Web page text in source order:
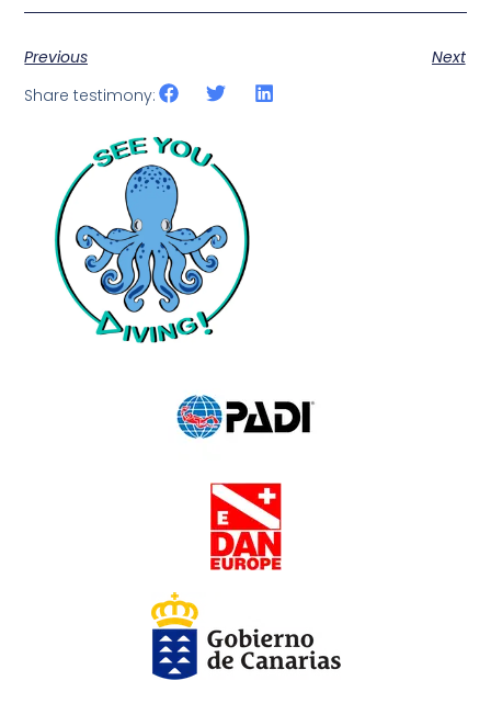
Previous
Next
Share testimony: